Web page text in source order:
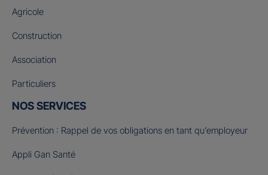
Agricole
Construction
Association
Particuliers
NOS SERVICES
Prévention : Rappel de vos obligations en tant qu’employeur
Appli Gan Santé